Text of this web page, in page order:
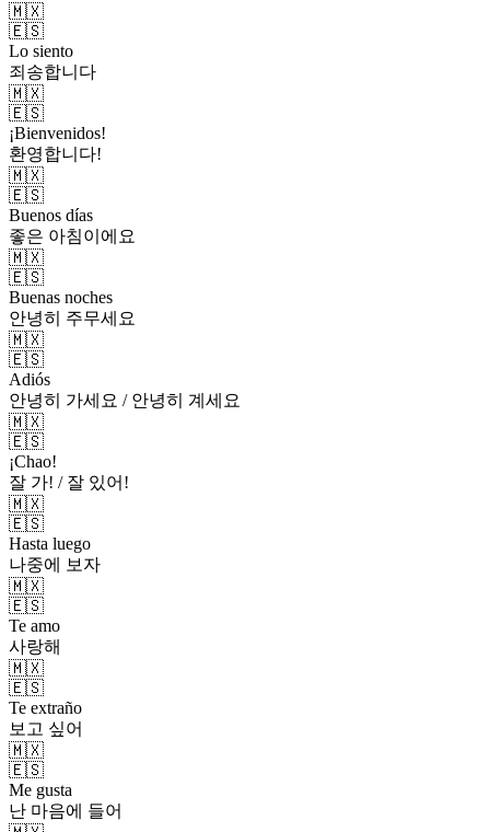
🇲🇽
🇪🇸
Lo siento
죄송합니다
🇲🇽
🇪🇸
¡Bienvenidos!
환영합니다!
🇲🇽
🇪🇸
Buenos días
좋은 아침이에요
🇲🇽
🇪🇸
Buenas noches
안녕히 주무세요
🇲🇽
🇪🇸
Adiós
안녕히 가세요 / 안녕히 계세요
🇲🇽
🇪🇸
¡Chao!
잘 가! / 잘 있어!
🇲🇽
🇪🇸
Hasta luego
나중에 보자
🇲🇽
🇪🇸
Te amo
사랑해
🇲🇽
🇪🇸
Te extraño
보고 싶어
🇲🇽
🇪🇸
Me gusta
난 마음에 들어